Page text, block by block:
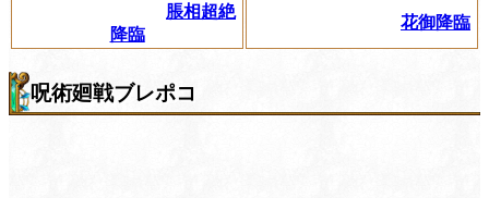
脹相超絶
降臨
花御降臨
呪術廻戦ブレポコ